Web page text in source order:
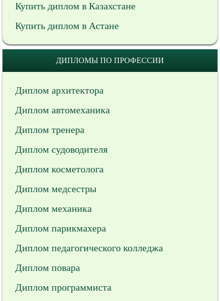
Купить диплом в Казахстане
Купить диплом в Астане
ДИПЛОМЫ ПО ПРОФЕССИИ
Диплом архитектора
Диплом автомеханика
Диплом тренера
Диплом судоводителя
Диплом косметолога
Диплом медсестры
Диплом механика
Диплом парикмахера
Диплом педагогического колледжа
Диплом повара
Диплом программиста